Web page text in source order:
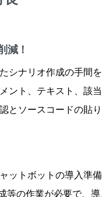
減！
シナリオ作成の手間
ント、テキスト、該
とソースコードの貼
ットボットの導入準
の作業が必要で、